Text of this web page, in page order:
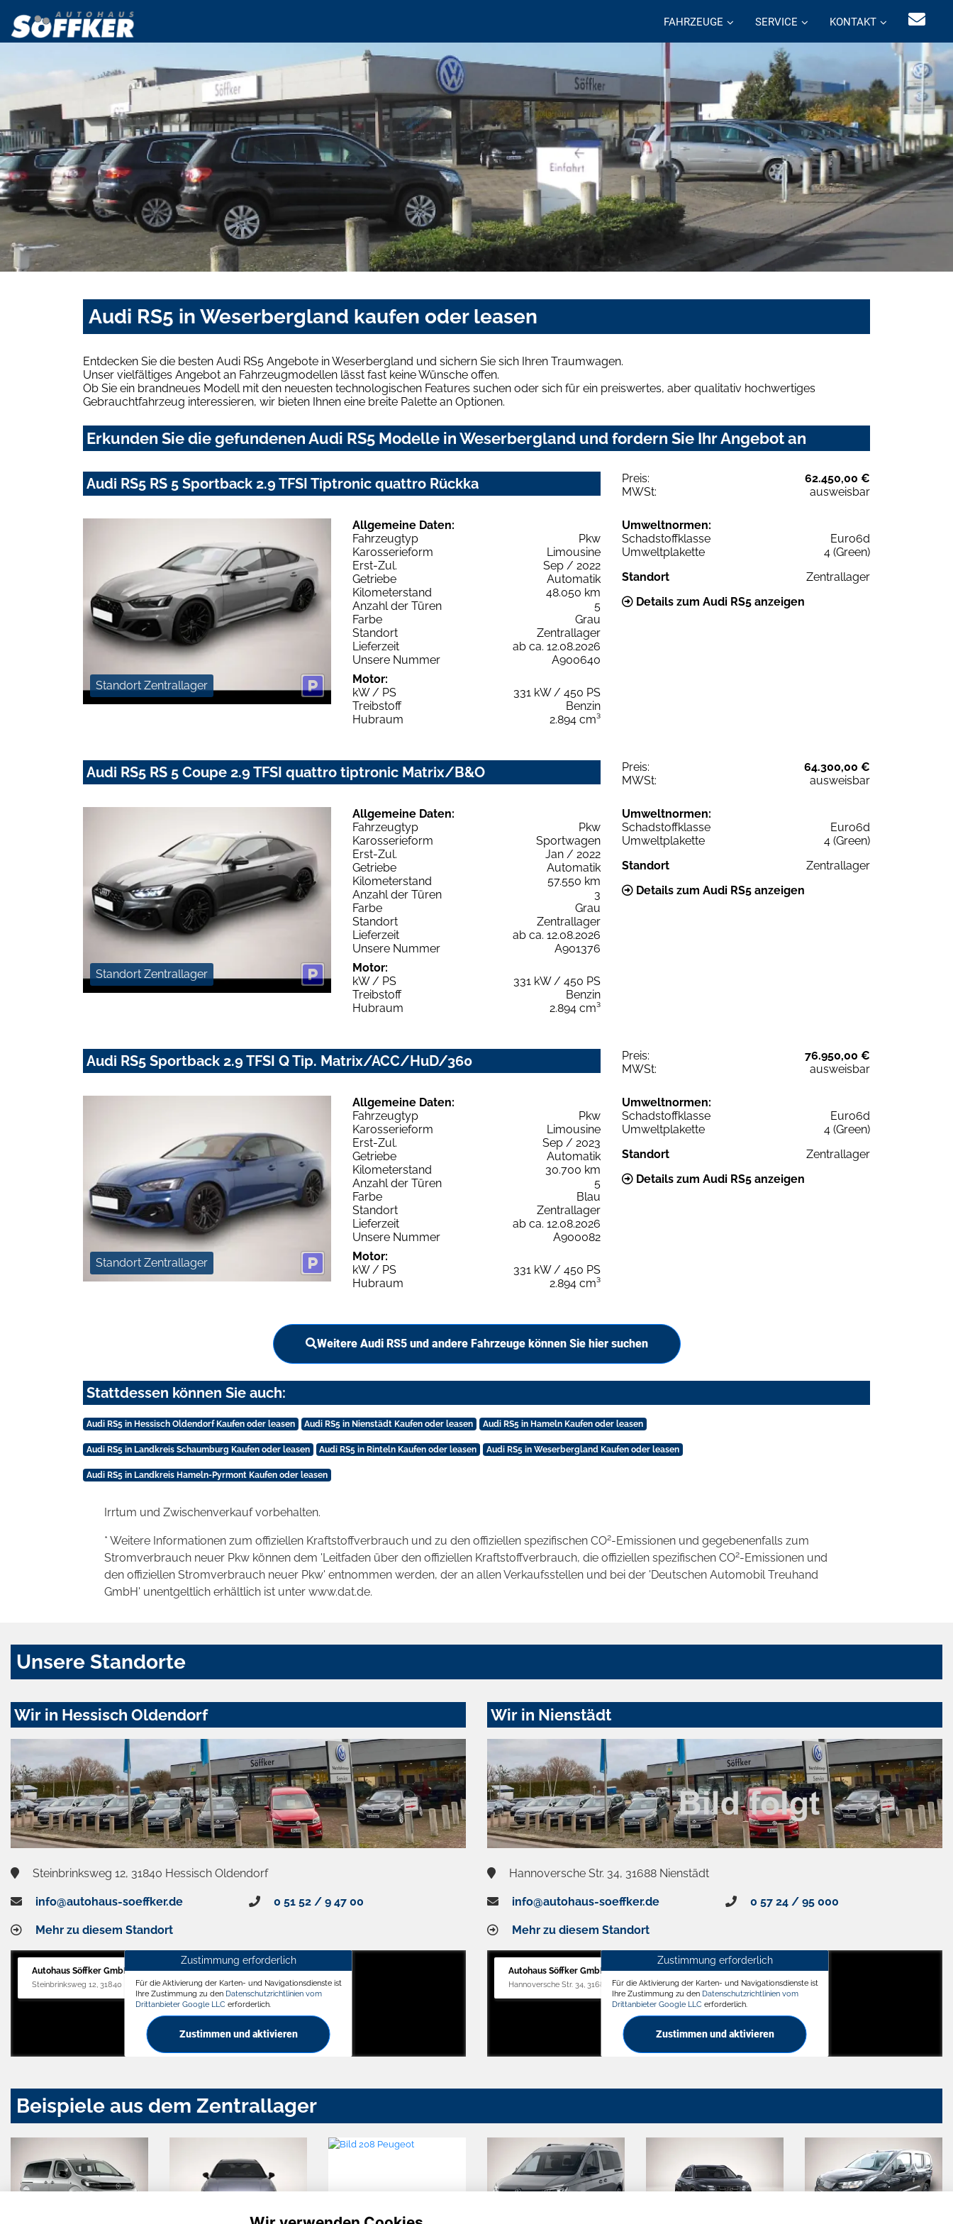
FAHRZEUGE SERVICE KONTAKT
Audi RS5 in Weserbergland kaufen oder leasen
Entdecken Sie die besten Audi RS5 Angebote in Weserbergland und sichern Sie sich Ihren Traumwagen.
Unser vielfältiges Angebot an Fahrzeugmodellen lässt fast keine Wünsche offen.
Ob Sie ein brandneues Modell mit den neuesten technologischen Features suchen oder sich für ein preiswertes, aber qualitativ hochwertiges
Gebrauchtfahrzeug interessieren, wir bieten Ihnen eine breite Palette an Optionen.
Erkunden Sie die gefundenen Audi RS5 Modelle in Weserbergland und fordern Sie Ihr Angebot an
Audi RS5 RS 5 Sportback 2.9 TFSI Tiptronic quattro Rückka Preis:
62.450,00 €
MWSt:
ausweisbar
Standort Zentrallager
Allgemeine Daten:
Fahrzeugtyp
Pkw
Karosserieform
Limousine
Erst-Zul.
Sep / 2022
Getriebe
Automatik
Kilometerstand
48.050 km
Anzahl der Türen
5
Farbe
Grau
Standort
Zentrallager
Lieferzeit
ab ca. 12.08.2026
Unsere Nummer
A900640
Motor:
kW / PS
331 kW / 450 PS
Treibstoff
Benzin
Hubraum
2.894 cm³
Umweltnormen:
Schadstoffklasse
Euro6d
Umweltplakette
4 (Green)
Standort
Zentrallager
Details zum Audi RS5 anzeigen
Audi RS5 RS 5 Coupe 2.9 TFSI quattro tiptronic Matrix/B&O Preis:
64.300,00 €
MWSt:
ausweisbar
Standort Zentrallager
Allgemeine Daten:
Fahrzeugtyp
Pkw
Karosserieform
Sportwagen
Erst-Zul.
Jan / 2022
Getriebe
Automatik
Kilometerstand
57.550 km
Anzahl der Türen
3
Farbe
Grau
Standort
Zentrallager
Lieferzeit
ab ca. 12.08.2026
Unsere Nummer
A901376
Motor:
kW / PS
331 kW / 450 PS
Treibstoff
Benzin
Hubraum
2.894 cm³
Umweltnormen:
Schadstoffklasse
Euro6d
Umweltplakette
4 (Green)
Standort
Zentrallager
Details zum Audi RS5 anzeigen
Audi RS5 Sportback 2.9 TFSI Q Tip. Matrix/ACC/HuD/360 Preis:
76.950,00 €
MWSt:
ausweisbar
Standort Zentrallager
Allgemeine Daten:
Fahrzeugtyp
Pkw
Karosserieform
Limousine
Erst-Zul.
Sep / 2023
Getriebe
Automatik
Kilometerstand
30.700 km
Anzahl der Türen
5
Farbe
Blau
Standort
Zentrallager
Lieferzeit
ab ca. 12.08.2026
Unsere Nummer
A900082
Motor:
kW / PS
331 kW / 450 PS
Hubraum
2.894 cm³
Umweltnormen:
Schadstoffklasse
Euro6d
Umweltplakette
4 (Green)
Standort
Zentrallager
Details zum Audi RS5 anzeigen
Weitere Audi RS5 und andere Fahrzeuge können Sie hier suchen
Stattdessen können Sie auch:
Audi RS5 in Hessisch Oldendorf Kaufen oder leasen Audi RS5 in Nienstädt Kaufen oder leasen Audi RS5 in Hameln Kaufen oder leasen
Audi RS5 in Landkreis Schaumburg Kaufen oder leasen Audi RS5 in Rinteln Kaufen oder leasen Audi RS5 in Weserbergland Kaufen oder leasen
Audi RS5 in Landkreis Hameln-Pyrmont Kaufen oder leasen
Irrtum und Zwischenverkauf vorbehalten.
* Weitere Informationen zum offiziellen Kraftstoffverbrauch und zu den offiziellen spezifischen CO2-Emissionen und gegebenenfalls zum
Stromverbrauch neuer Pkw können dem 'Leitfaden über den offiziellen Kraftstoffverbrauch, die offiziellen spezifischen CO2-Emissionen und
den offiziellen Stromverbrauch neuer Pkw' entnommen werden, der an allen Verkaufsstellen und bei der 'Deutschen Automobil Treuhand
GmbH' unentgeltlich erhältlich ist unter www.dat.de.
Unsere Standorte
Wir in Hessisch Oldendorf
Steinbrinksweg 12, 31840 Hessisch Oldendorf
info@autohaus-soeffker.de 0 51 52 / 9 47 00
Mehr zu diesem Standort
Autohaus Söffker GmbH
Steinbrinksweg 12, 31840 Hessisch Oldendorf
Zustimmung erforderlich
Für die Aktivierung der Karten- und Navigationsdienste ist
Ihre Zustimmung zu den Datenschutzrichtlinien vom
Drittanbieter Google LLC erforderlich.
Zustimmen und aktivieren
Wir in Nienstädt
Hannoversche Str. 34, 31688 Nienstädt
info@autohaus-soeffker.de 0 57 24 / 95 000
Mehr zu diesem Standort
Autohaus Söffker GmbH
Hannoversche Str. 34, 31688 Nienstädt
Zustimmung erforderlich
Für die Aktivierung der Karten- und Navigationsdienste ist
Ihre Zustimmung zu den Datenschutzrichtlinien vom
Drittanbieter Google LLC erforderlich.
Zustimmen und aktivieren
Beispiele aus dem Zentrallager